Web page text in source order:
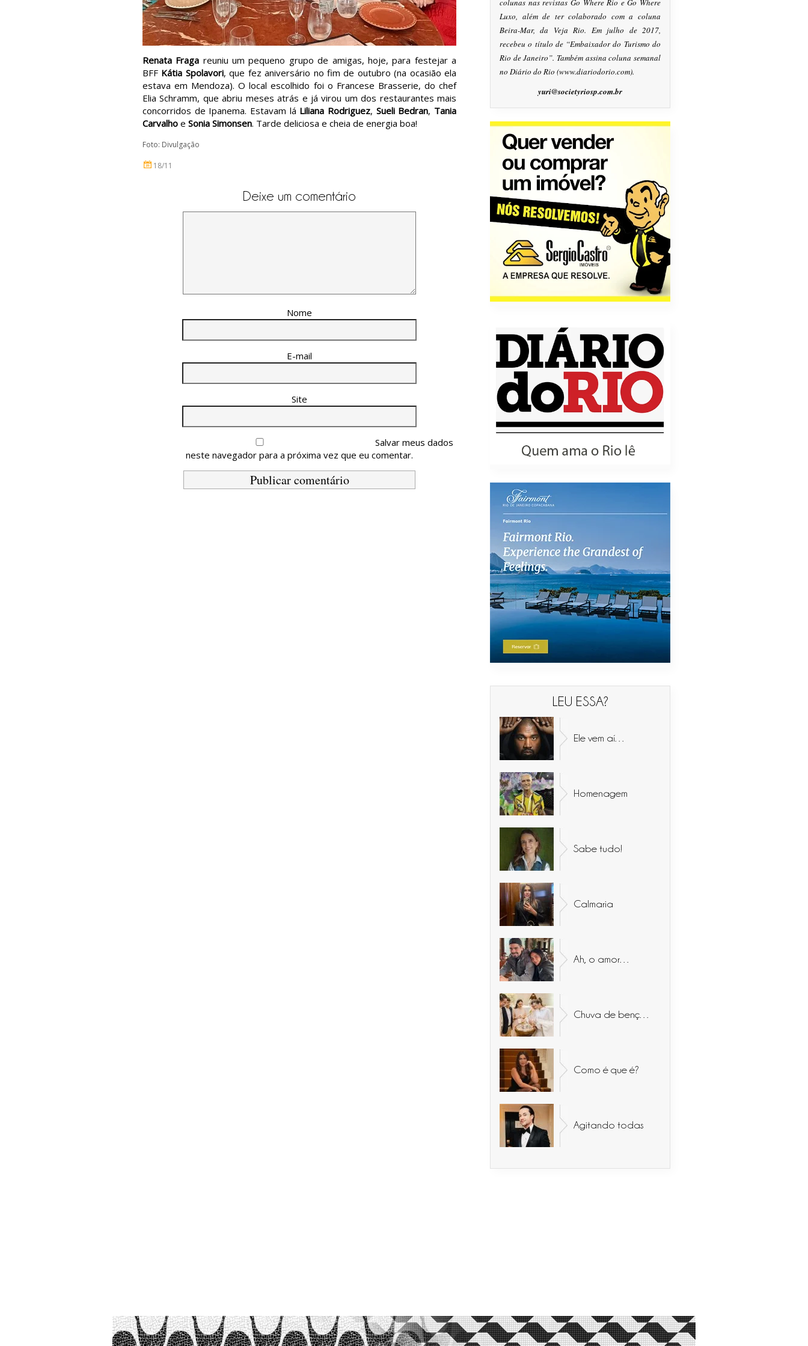
Renata Fraga reuniu um pequeno grupo de amigas, hoje, para festejar a
BFF Kátia Spolavori, que fez aniversário no fim de outubro (na ocasião ela
estava em Mendoza). O local escolhido foi o Francese Brasserie, do chef
Elia Schramm, que abriu meses atrás e já virou um dos restaurantes mais
concorridos de Ipanema. Estavam lá Liliana Rodriguez, Sueli Bedran, Tania
Carvalho e Sonia Simonsen. Tarde deliciosa e cheia de energia boa!
Foto: Divulgação
18/11
Deixe um comentário
Nome
E-mail
Site
Salvar meus dados
neste navegador para a próxima vez que eu comentar.
colunas nas revistas Go Where Rio e Go Where
Luxo, além de ter colaborado com a coluna
Beira-Mar, da Veja Rio. Em julho de 2017,
recebeu o título de “Embaixador do Turismo do
Rio de Janeiro”. Também assina coluna semanal
no Diário do Rio (www.diariodorio.com).
yuri@societyriosp.com.br
LEU ESSA?
Ele vem aí…
Homenagem
Sabe tudo!
Calmaria
Ah, o amor…
Como é que é?
Agitando todas